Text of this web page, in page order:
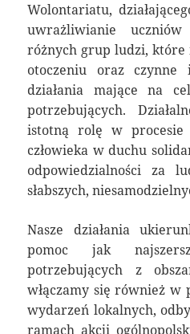
Wolontariatu,
uwrażliwianie
różnych grup ludzi,
otoczeniu oraz czynne
działania mające na
potrzebujących.
istotną rolę w procesie
człowieka w duchu
odpowiedzialności za
słabszych,
Nasze działania
pomoc jak
potrzebujących z
włączamy się również w
wydarzeń lokalnych,
ramach akcji